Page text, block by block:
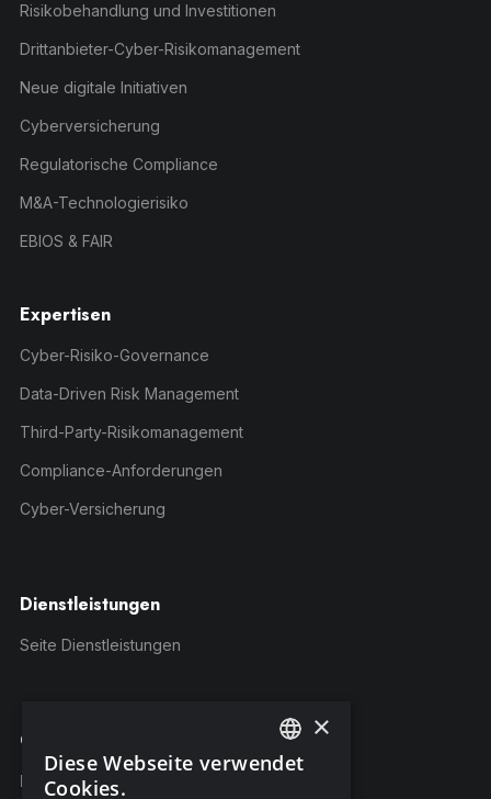
Risikobehandlung und Investitionen
Drittanbieter-Cyber-Risikomanagement
Neue digitale Initiativen
Cyberversicherung
Regulatorische Compliance
M&A-Technologierisiko
EBIOS & FAIR
Expertisen
Cyber-Risiko-Governance
Data-Driven Risk Management
Third-Party-Risikomanagement
Compliance-Anforderungen
Cyber-Versicherung
Dienstleistungen
Seite Dienstleistungen
C-Risk-Education
Kursangebot
ENGLISH
×
Diese Webseite verwendet
Cookies.